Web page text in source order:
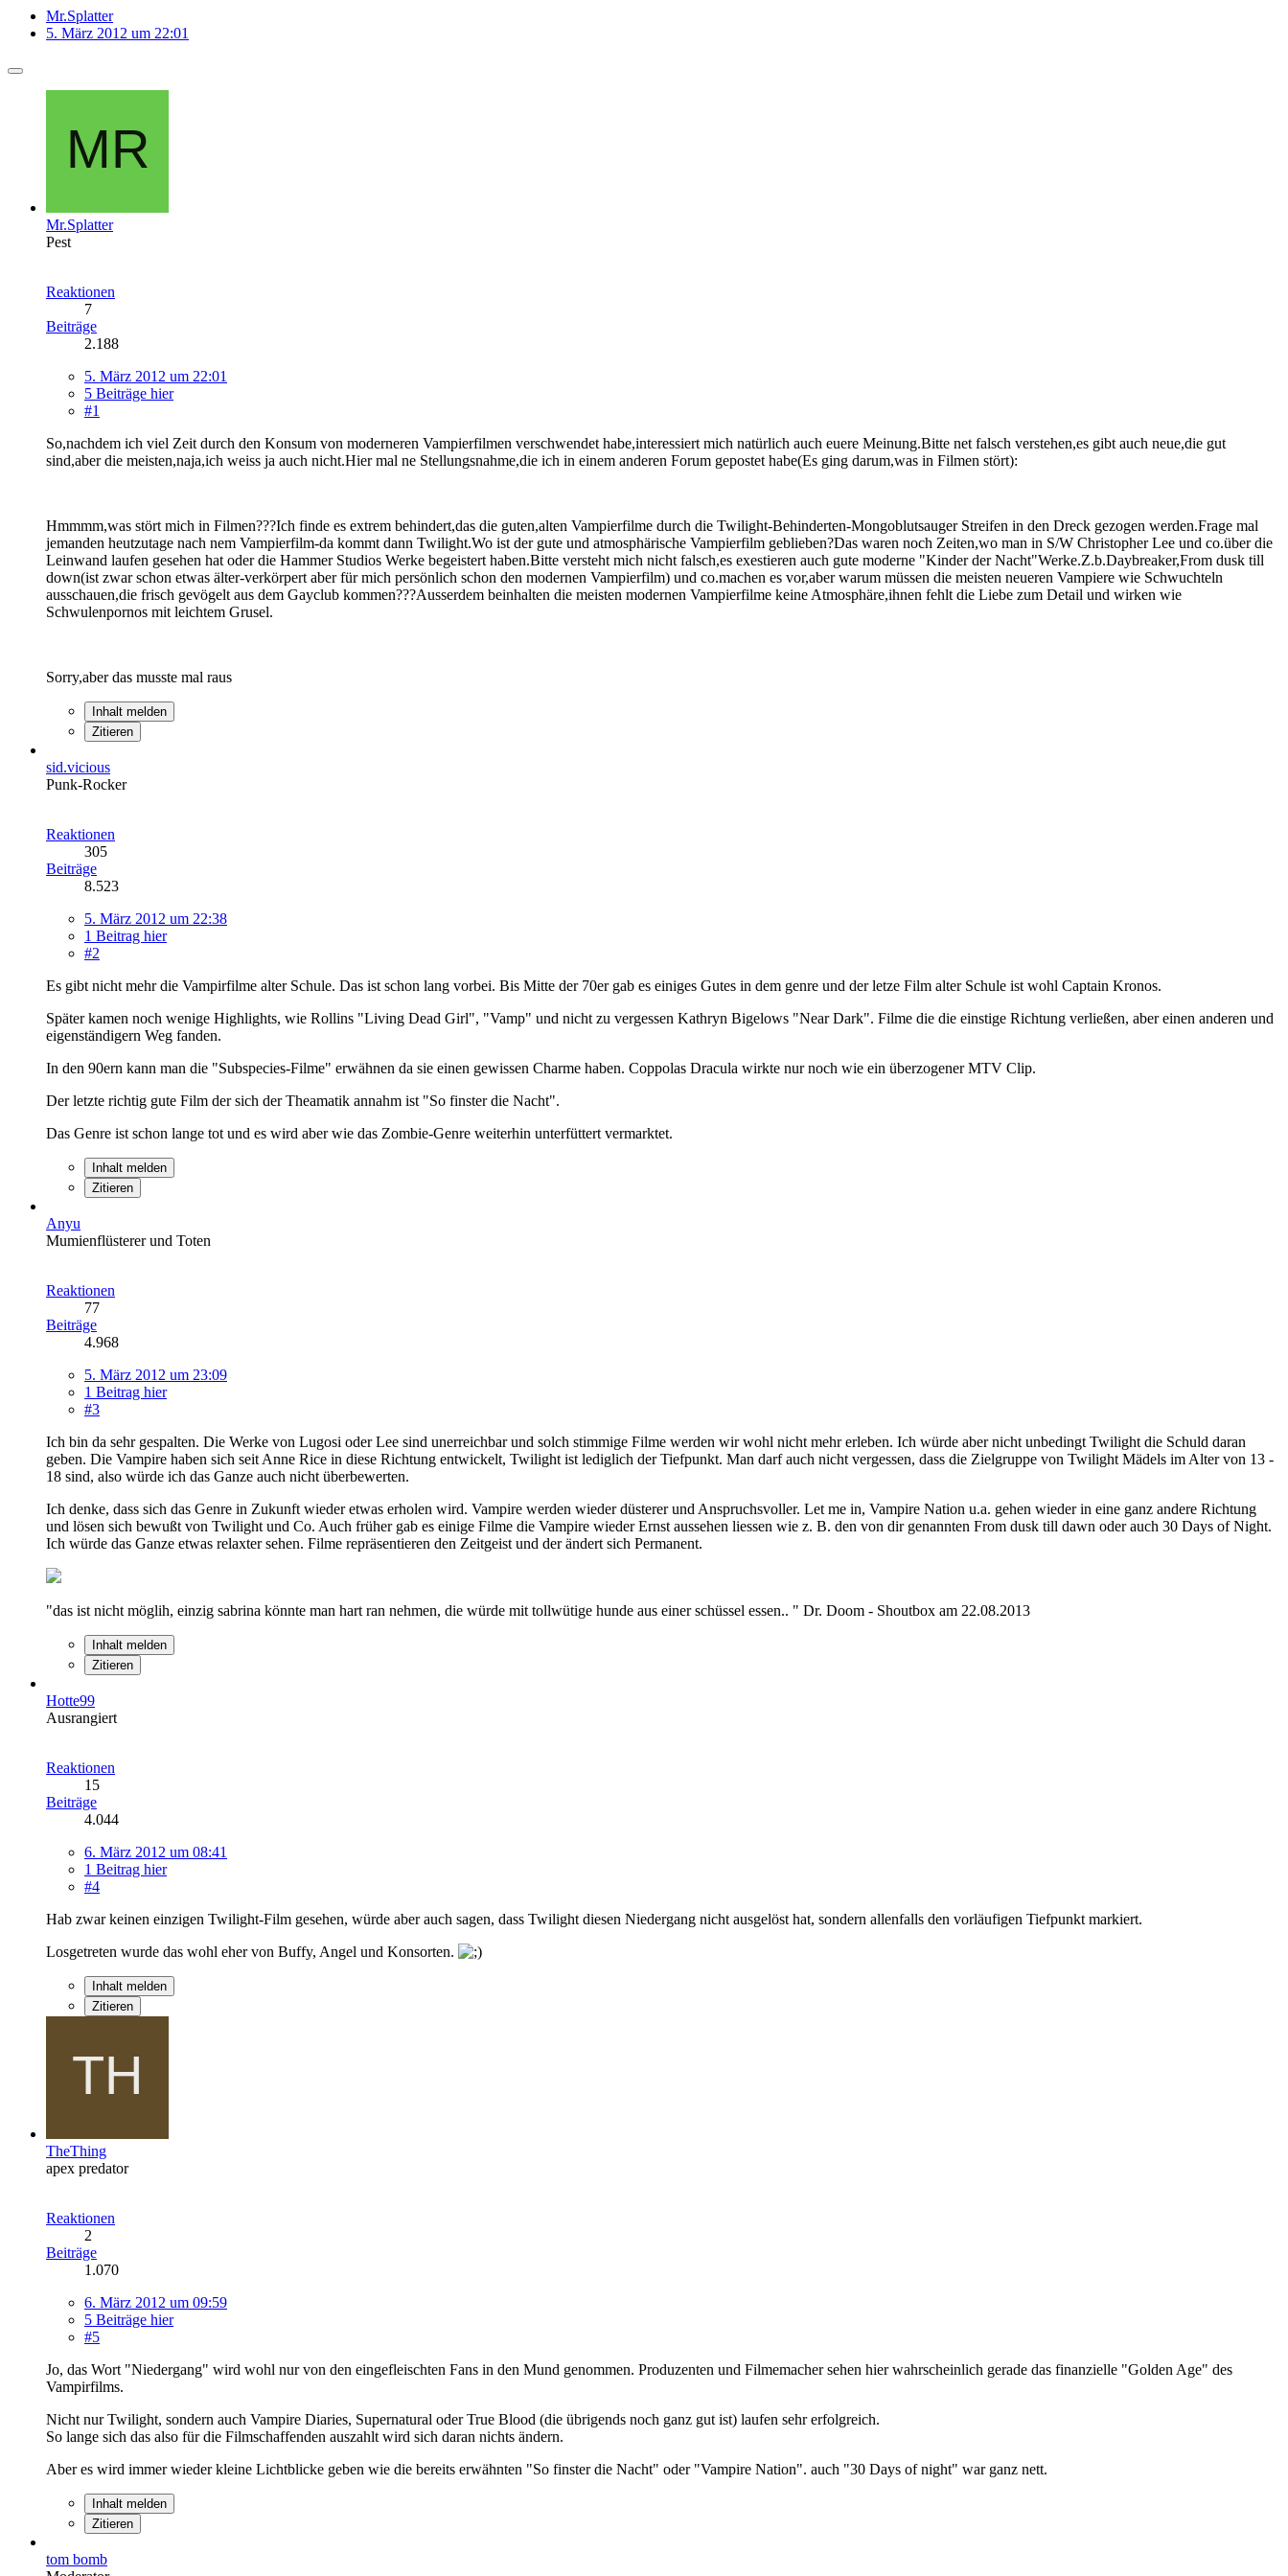
Mr.Splatter
5. März 2012 um 22:01
Mr.Splatter
Pest
Reaktionen
7
Beiträge
2.188
5. März 2012 um 22:01
5 Beiträge hier
#1
So,nachdem ich viel Zeit durch den Konsum von moderneren Vampierfilmen verschwendet habe,interessiert mich natürlich auch euere Meinung.Bitte net falsch verstehen,es gibt auch neue,die gut
sind,aber die meisten,naja,ich weiss ja auch nicht.Hier mal ne Stellungsnahme,die ich in einem anderen Forum gepostet habe(Es ging darum,was in Filmen stört):
Hmmmm,was stört mich in Filmen???Ich finde es extrem behindert,das die guten,alten Vampierfilme durch die Twilight-Behinderten-Mongoblutsauger Streifen in den Dreck gezogen werden.Frage mal
jemanden heutzutage nach nem Vampierfilm-da kommt dann Twilight.Wo ist der gute und atmosphärische Vampierfilm geblieben?Das waren noch Zeiten,wo man in S/W Christopher Lee und co.über die
Leinwand laufen gesehen hat oder die Hammer Studios Werke begeistert haben.Bitte versteht mich nicht falsch,es exestieren auch gute moderne "Kinder der Nacht"Werke.Z.b.Daybreaker,From dusk till
down(ist zwar schon etwas älter-verkörpert aber für mich persönlich schon den modernen Vampierfilm) und co.machen es vor,aber warum müssen die meisten neueren Vampiere wie Schwuchteln
ausschauen,die frisch gevögelt aus dem Gayclub kommen???Ausserdem beinhalten die meisten modernen Vampierfilme keine Atmosphäre,ihnen fehlt die Liebe zum Detail und wirken wie
Schwulenpornos mit leichtem Grusel.
Sorry,aber das musste mal raus
Inhalt melden
Zitieren
sid.vicious
Punk-Rocker
Reaktionen
305
Beiträge
8.523
5. März 2012 um 22:38
1 Beitrag hier
#2
Es gibt nicht mehr die Vampirfilme alter Schule. Das ist schon lang vorbei. Bis Mitte der 70er gab es einiges Gutes in dem genre und der letze Film alter Schule ist wohl Captain Kronos.
Später kamen noch wenige Highlights, wie Rollins "Living Dead Girl", "Vamp" und nicht zu vergessen Kathryn Bigelows "Near Dark". Filme die die einstige Richtung verließen, aber einen anderen und
eigenständigern Weg fanden.
In den 90ern kann man die "Subspecies-Filme" erwähnen da sie einen gewissen Charme haben. Coppolas Dracula wirkte nur noch wie ein überzogener MTV Clip.
Der letzte richtig gute Film der sich der Theamatik annahm ist "So finster die Nacht".
Das Genre ist schon lange tot und es wird aber wie das Zombie-Genre weiterhin unterfüttert vermarktet.
Inhalt melden
Zitieren
Anyu
Mumienflüsterer und Toten
Reaktionen
77
Beiträge
4.968
5. März 2012 um 23:09
1 Beitrag hier
#3
Ich bin da sehr gespalten. Die Werke von Lugosi oder Lee sind unerreichbar und solch stimmige Filme werden wir wohl nicht mehr erleben. Ich würde aber nicht unbedingt Twilight die Schuld daran
geben. Die Vampire haben sich seit Anne Rice in diese Richtung entwickelt, Twilight ist lediglich der Tiefpunkt. Man darf auch nicht vergessen, dass die Zielgruppe von Twilight Mädels im Alter von 13 -
18 sind, also würde ich das Ganze auch nicht überbewerten.
Ich denke, dass sich das Genre in Zukunft wieder etwas erholen wird. Vampire werden wieder düsterer und Anspruchsvoller. Let me in, Vampire Nation u.a. gehen wieder in eine ganz andere Richtung
und lösen sich bewußt von Twilight und Co. Auch früher gab es einige Filme die Vampire wieder Ernst aussehen liessen wie z. B. den von dir genannten From dusk till dawn oder auch 30 Days of Night.
Ich würde das Ganze etwas relaxter sehen. Filme repräsentieren den Zeitgeist und der ändert sich Permanent.
"das ist nicht möglih, einzig sabrina könnte man hart ran nehmen, die würde mit tollwütige hunde aus einer schüssel essen.. " Dr. Doom - Shoutbox am 22.08.2013
Inhalt melden
Zitieren
Hotte99
Ausrangiert
Reaktionen
15
Beiträge
4.044
6. März 2012 um 08:41
1 Beitrag hier
#4
Hab zwar keinen einzigen Twilight-Film gesehen, würde aber auch sagen, dass Twilight diesen Niedergang nicht ausgelöst hat, sondern allenfalls den vorläufigen Tiefpunkt markiert.
Losgetreten wurde das wohl eher von Buffy, Angel und Konsorten.
Inhalt melden
Zitieren
TheThing
apex predator
Reaktionen
2
Beiträge
1.070
6. März 2012 um 09:59
5 Beiträge hier
#5
Jo, das Wort "Niedergang" wird wohl nur von den eingefleischten Fans in den Mund genommen. Produzenten und Filmemacher sehen hier wahrscheinlich gerade das finanzielle "Golden Age" des
Vampirfilms.
Nicht nur Twilight, sondern auch Vampire Diaries, Supernatural oder True Blood (die übrigends noch ganz gut ist) laufen sehr erfolgreich.
So lange sich das also für die Filmschaffenden auszahlt wird sich daran nichts ändern.
Aber es wird immer wieder kleine Lichtblicke geben wie die bereits erwähnten "So finster die Nacht" oder "Vampire Nation". auch "30 Days of night" war ganz nett.
Inhalt melden
Zitieren
tom bomb